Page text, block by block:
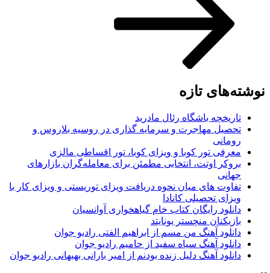
نوشته‌های تازه
تاریخچه باشگاه رئال مادرید
تحصیل مهاجرت و سرمایه گذاری در روسیه بلاروس و
رومانی
معرفی تور کوبا و ویزای کوبا، تور اقساطی مالزی
بروکر اوتت، انتخابی مطمئن برای معامله‌گران بازارهای
جهانی
تفاوت های میان نحوه دریافت ویزای توریستی و ویزای کار با
ویزای تحصیلی کانادا
دانلود رایگان کتاب خام گیاهخواری آوانسیان
بازیکنان منچستر یونایتد
دانلود آهنگ من مسم از ابراهیم الفتی رادیو جوان
دانلود آهنگ سیاه سفید از حامیم رادیو جوان
دانلود آهنگ دلیل زنده بودنم از امیر بارانی بهبهانی رادیو جوان